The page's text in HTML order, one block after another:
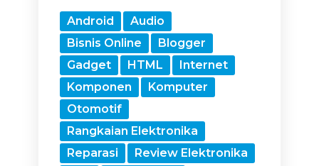
Android
Audio
Bisnis Online
Blogger
Gadget
HTML
Internet
Komponen
Komputer
Otomotif
Rangkaian Elektronika
Reparasi
Review Elektronika